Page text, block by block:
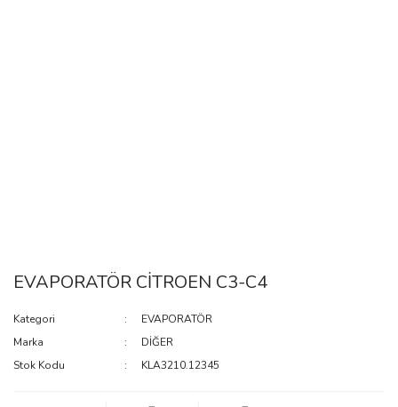
EVAPORATÖR CİTROEN C3-C4
Kategori
EVAPORATÖR
Marka
DİĞER
Stok Kodu
KLA3210.12345